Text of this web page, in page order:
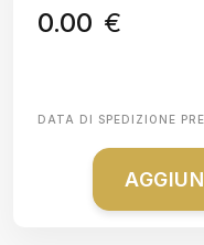
0.00 €
DATA DI SPEDIZIONE